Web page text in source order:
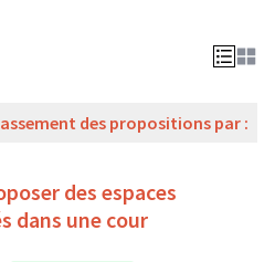
des propositions par :
des espaces
dans une cour